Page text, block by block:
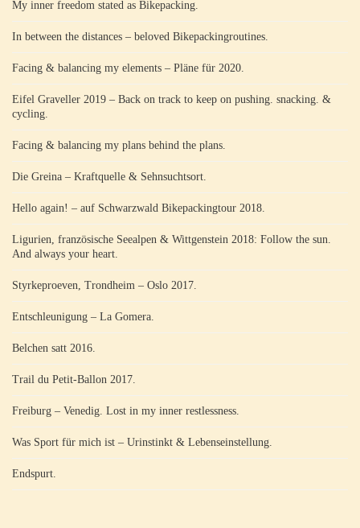
My inner freedom stated as Bikepacking.
In between the distances – beloved Bikepackingroutines.
Facing & balancing my elements – Pläne für 2020.
Eifel Graveller 2019 – Back on track to keep on pushing. snacking. &
cycling.
Facing & balancing my plans behind the plans.
Die Greina – Kraftquelle & Sehnsuchtsort.
Hello again! – auf Schwarzwald Bikepackingtour 2018.
Ligurien, französische Seealpen & Wittgenstein 2018: Follow the sun.
And always your heart.
Styrkeproeven, Trondheim – Oslo 2017.
Entschleunigung – La Gomera.
Belchen satt 2016.
Trail du Petit-Ballon 2017.
Freiburg – Venedig. Lost in my inner restlessness.
Was Sport für mich ist – Urinstinkt & Lebenseinstellung.
Endspurt.